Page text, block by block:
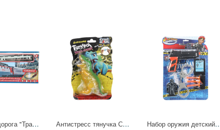
Железная дорога "Трансмашхолдинг" свет+звук Играем Вместе B806132-R1-1 (36)
Антистресс тянучка Супер Флекс (игрушка) Играем Вместе B2289267-RU
Набор оружия детский Полиция. Пистолет с